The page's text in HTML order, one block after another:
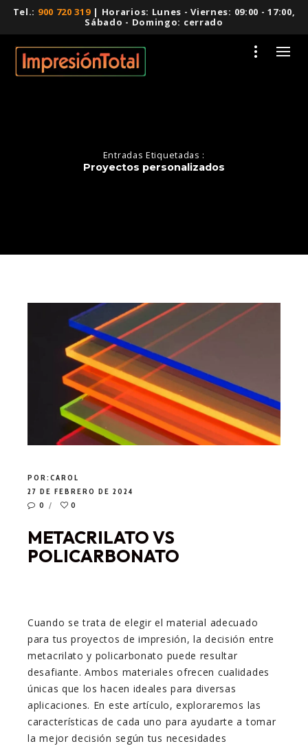
Tel.: 900 720 319| Horarios: Lunes - Viernes: 09:00 - 17:00,
Sábado - Domingo: cerrado
Entradas Etiquetadas :
Proyectos personalizados
POR:CAROL
27 DE FEBRERO DE 2024
0
0
METACRILATO VS
POLICARBONATO
Cuando se trata de elegir el material adecuado
para tus proyectos de impresión, la decisión entre
metacrilato y policarbonato puede resultar
desafiante. Ambos materiales ofrecen cualidades
únicas que los hacen ideales para diversas
aplicaciones. En este artículo, exploraremos las
características de cada uno para ayudarte a tomar
la mejor decisión según tus necesidades